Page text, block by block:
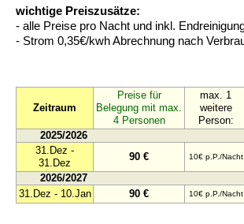
wichtige Preiszusätze:
- alle Preise pro Nacht und inkl.
- Strom 0,35€/kwh Abrechnung nach
Zeitraum
Preise für
Belegung mit max.
4 Personen
max. 1
weitere
Person:
2025/2026
31.Dez -
31.Dez
90 € 10€ p.P./Nacht
2026/2027
31.Dez - 10.Jan
90 € 10€ p.P./Nacht